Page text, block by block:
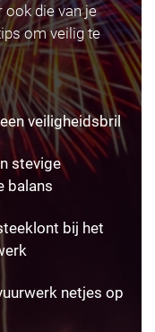
ook die van je
om veilig te
veiligheidsbril
stevige
balans
bij het
netjes op